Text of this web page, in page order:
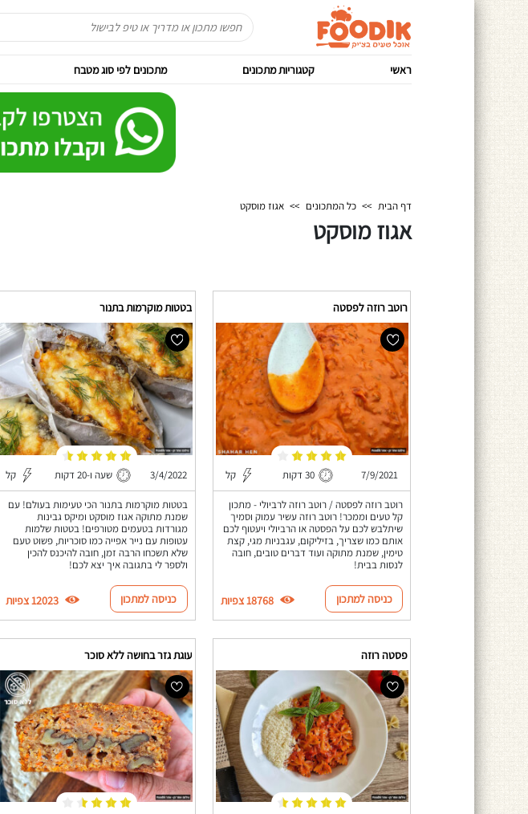
ראשי קטגוריות מתכונים מתכונים לפי סוג מטבח
דף הבית >> כל המתכונים >> אגוז מוסקט
אגוז מוסקט
רוטב רוזה לפסטה
7/9/2021 30 דקות קל
רוטב רוזה לפסטה / רוטב רוזה לרביולי - מתכון
קל טעים וממכר! רוטב רוזה עשיר עמוק וסמיך
שיתלבש לכם על הפסטה או הרביולי ויעטוף לכם
אותם כמו שצריך, בזיליקום, עגבניות מגי, קצת
טימין, שמנת מתוקה ועוד דברים טובים, חובה
לנסות בבית!
כניסה למתכון 18768 צפיות
בטטות מוקרמות בתנור
3/4/2022 שעה ו-20 דקות קל
בטטות מוקרמות בתנור הכי טעימות בעולם! עם
שמנת מתוקה אגוז מוסקט ומיקס גבינות
מגורדות בטעמים מטורפים! בטטות שלמות
עטופות עם נייר אפייה כמו סוכריות, פשוט טעם
שלא תשכחו הרבה זמן, חובה להיכנס להכין
ולספר לי בתגובה איך יצא לכם!
כניסה למתכון 12023 צפיות
פסטה רוזה עוגת גזר בחושה ללא סוכר